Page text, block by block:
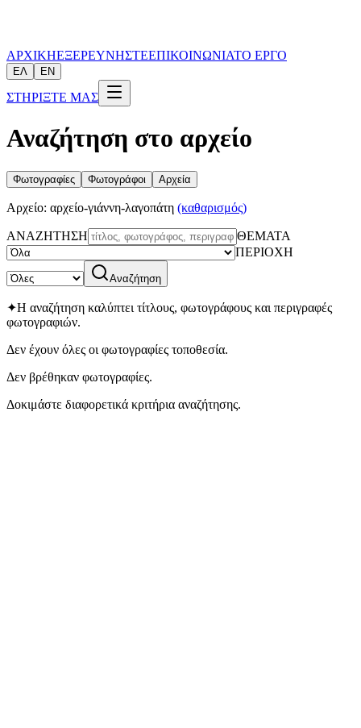
ΑΡΧΙΚΗΕΞΕΡΕΥΝΗΣΤΕΕΠΙΚΟΙΝΩΝΙΑΤΟ ΕΡΓΟ
ΕΛ EN
ΣΤΗΡΙΞΤΕ ΜΑΣ
Αναζήτηση στο αρχείο
Φωτογραφίες Φωτογράφοι Αρχεία
Αρχείο: αρχείο-γιάννη-λαγοπάτη (καθαρισμός)
ΑΝΑΖΗΤΗΣΗ
ΘΕΜΑΤΑ
ΠΕΡΙΟΧΗ
Αναζήτηση
✦Η αναζήτηση καλύπτει τίτλους, φωτογράφους και περιγραφές
φωτογραφιών.
Δεν έχουν όλες οι φωτογραφίες τοποθεσία.
Δεν βρέθηκαν φωτογραφίες.
Δοκιμάστε διαφορετικά κριτήρια αναζήτησης.